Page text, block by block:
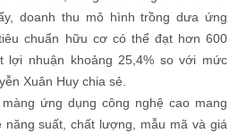
doanh thu mô hình trồng dưa ứng
chuẩn hữu cơ có thể đạt hơn 600
lợi nhuận khoảng 25,4% so với mức
Xuân Huy chia sẻ.
ứng dụng công nghệ cao mang
suất, chất lượng, mẫu mã và giá